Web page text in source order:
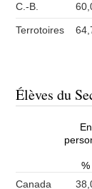
C.-B.
Terrotoires
Élèves du
En
%
Canada